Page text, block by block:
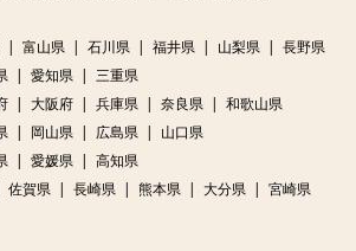
富山県 石川県 福井県 山梨県
長野県
愛知県
三重県
大阪府 兵庫県 奈良県
和歌山県
岡山県 広島県
山口県
愛媛県
高知県
佐賀県 長崎県 熊本県 大分県
宮崎県